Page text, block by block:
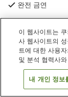
완전 금연
미국 미시
이 웹사이트는
사 웹사이트의
트에 대한 사용
및 분석 협력사
내 개인 정보